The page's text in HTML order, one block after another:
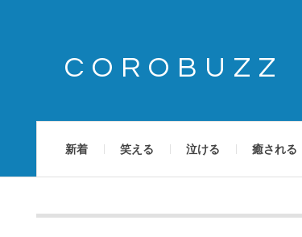
COROBUZZ
新着 笑える 泣ける 癒される